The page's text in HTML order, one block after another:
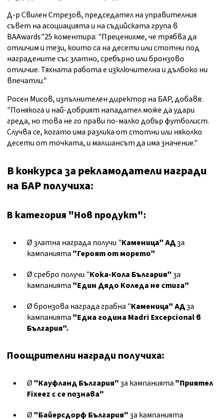
Д-р Свилен Стрезов, председател на управителния
съвет на асоциацията и на съдийската група в
BAAwards"25 коментира: "Преценихме, че трябва да
отличим и тези, които са на десети или стотни под
наградените със златно, сребърно или бронзово
отличие. Тяхната работа е изключителна и дълбоко ни
впечатли."
Росен Мисов, изпълнителен директор на БАР, добавя:
"Понякога и най-добрият нападател може да удари
греда, но това не го прави по-малко добър футболист.
Случва се, когато има разлика от стотни или няколко
десети от точката, и малшансът да има значение."
В конкурса за рекламодатели награди
на БАР получиха:
В категория "Нов продукт":
Ø златна награда получи "Каменица" АДза
кампанията"Героят от морето"
Ø сребро получи "Кока-Кола България"за
кампанията"Един Дядо Коледа не стига"
Ø бронзова награда грабна "Каменица"АДза
кампанията"Една година Madri Excepcional в
България".
Поощрителни награди получиха:
Ø "Кауфланд България"за кампанията"Приятел
Fixeez с се познава"
Ø "Байерсдорф България"за кампанията